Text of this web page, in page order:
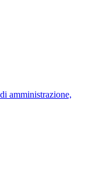
amministrazione,